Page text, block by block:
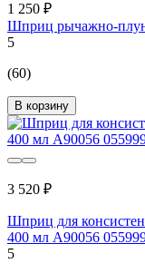
1 250 ₽
Шприц рычажно-
5
(60)
В корзину
3 520 ₽
Шприц для
400 мл A90056
5